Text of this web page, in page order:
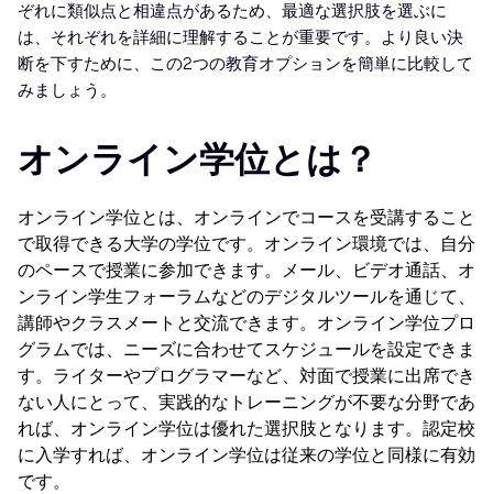
ぞれに類似点と相違点があるため、最適な選択肢を選ぶに
は、それぞれを詳細に理解することが重要です。より良い決
断を下すために、この2つの教育オプションを簡単に比較して
みましょう。
オンライン学位とは？
オンライン学位とは、オンラインでコースを受講すること
で取得できる大学の学位です。オンライン環境では、自分
のペースで授業に参加できます。メール、ビデオ通話、オ
ンライン学生フォーラムなどのデジタルツールを通じて、
講師やクラスメートと交流できます。オンライン学位プロ
グラムでは、ニーズに合わせてスケジュールを設定できま
す。ライターやプログラマーなど、対面で授業に出席でき
ない人にとって、実践的なトレーニングが不要な分野であ
れば、オンライン学位は優れた選択肢となります。認定校
に入学すれば、オンライン学位は従来の学位と同様に有効
です。